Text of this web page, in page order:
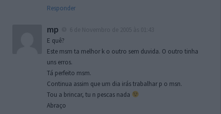
Responder
mp
E quê?
Este msm ta melhor k o outro sem duvida. O outro tinha
uns erros.
Tá perfeito msm.
Continua assim que um dia irás trabalhar p o msn.
Tou a brincar, tu n pescas nada
Abraço